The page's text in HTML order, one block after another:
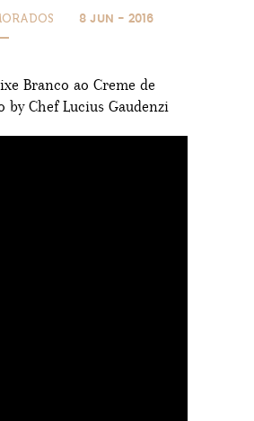
8 JUN - 2016
Branco ao Creme de
by Chef Lucius Gaudenzi